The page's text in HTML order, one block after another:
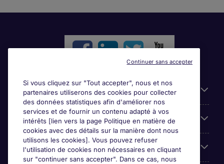
Liens utiles
Parcourir nos offres
Cookie settings
Si vous cliquez sur "Tout accepter", nous et nos
partenaires utiliserons des cookies pour collecter
des données statistiques afin d'améliorer nos
services et de fournir un contenu adapté à vos
intérêts [lien vers la page Politique en matière de
cookies avec des détails sur la manière dont nous
utilisons les cookies]. Vous pouvez refuser
l'utilisation de cookies non nécessaires en cliquant
sur "continuer sans accepter". Dans ce cas, nous
Continuer sans accepter